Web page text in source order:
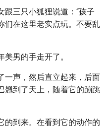
三只小狐狸说道：“孩子
们在这里老实点玩。不要乱
男的手走开了。
一声，然后直立起来，后面
翘到了天上，随着它的蹦跳
的到来。在看到它的动作的